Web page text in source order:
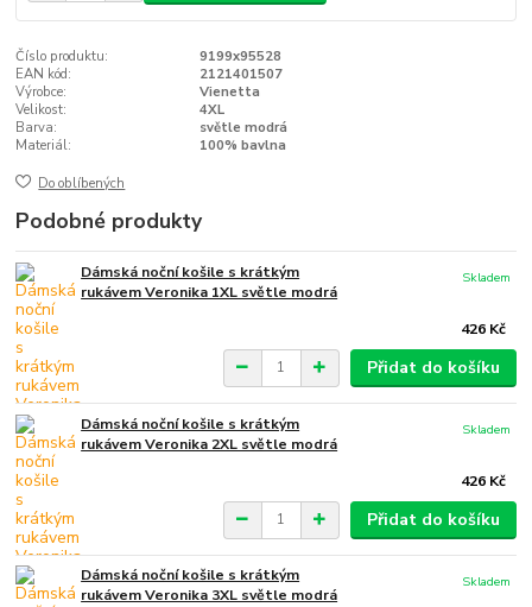
Číslo produktu:
9199x95528
EAN kód:
2121401507
Výrobce:
Vienetta
Velikost:
4XL
Barva:
světle modrá
Materiál:
100% bavlna
Do oblíbených
Podobné produkty
Dámská noční košile s krátkým
rukávem Veronika 1XL světle modrá
426 Kč
Skladem
Přidat do košíku
Dámská noční košile s krátkým
rukávem Veronika 2XL světle modrá
426 Kč
Skladem
Přidat do košíku
Dámská noční košile s krátkým
rukávem Veronika 3XL světle modrá
Skladem